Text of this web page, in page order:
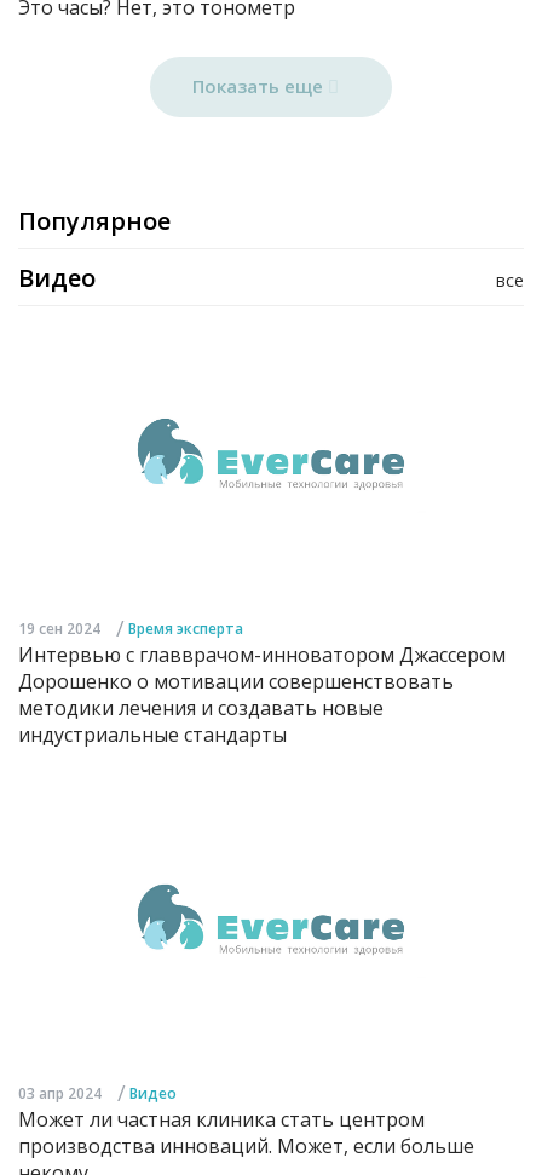
Это часы? Нет, это тонометр
Показать еще
Популярное
все
Видео
19 сен 2024 / Время эксперта
Интервью с главврачом-инноватором Джассером
Дорошенко о мотивации совершенствовать
методики лечения и создавать новые
индустриальные стандарты
03 апр 2024 / Видео
Может ли частная клиника стать центром
производства инноваций. Может, если больше